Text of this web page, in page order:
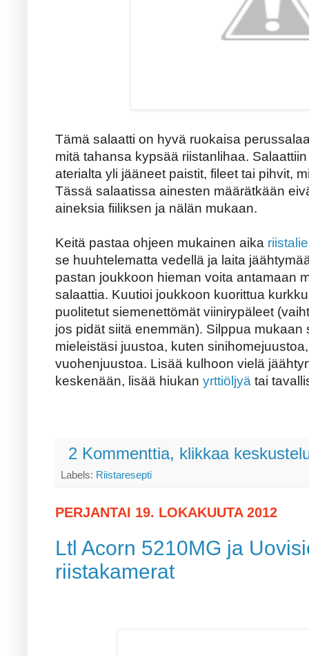
Tämä salaatti on hyvä ruokaisa
mitä tahansa kypsää riistanlihaa.
aterialta yli jääneet paistit, fileet tai pihvit,
Tässä salaatissa ainesten määrätkään
aineksia fiiliksen ja nälän mukaan.
Keitä pastaa ohjeen mukainen aika
se huuhtelematta vedellä ja laita
pastan joukkoon hieman voita antamaan
salaattia. Kuutioi joukkoon kuorittua
puolitetut siemenettömät viinirypäleet
jos pidät siitä enemmän). Silppua mukaan
mieleistäsi juustoa, kuten
vuohenjuustoa. Lisää kulhoon vielä
keskenään, lisää hiukan yrttiöljyä tai
2 Kommenttia, klikkaa
Labels: Riistaresepti
PERJANTAI 19. LOKAKUUTA 2012
Ltl Acorn 5210MG ja
riistakamerat